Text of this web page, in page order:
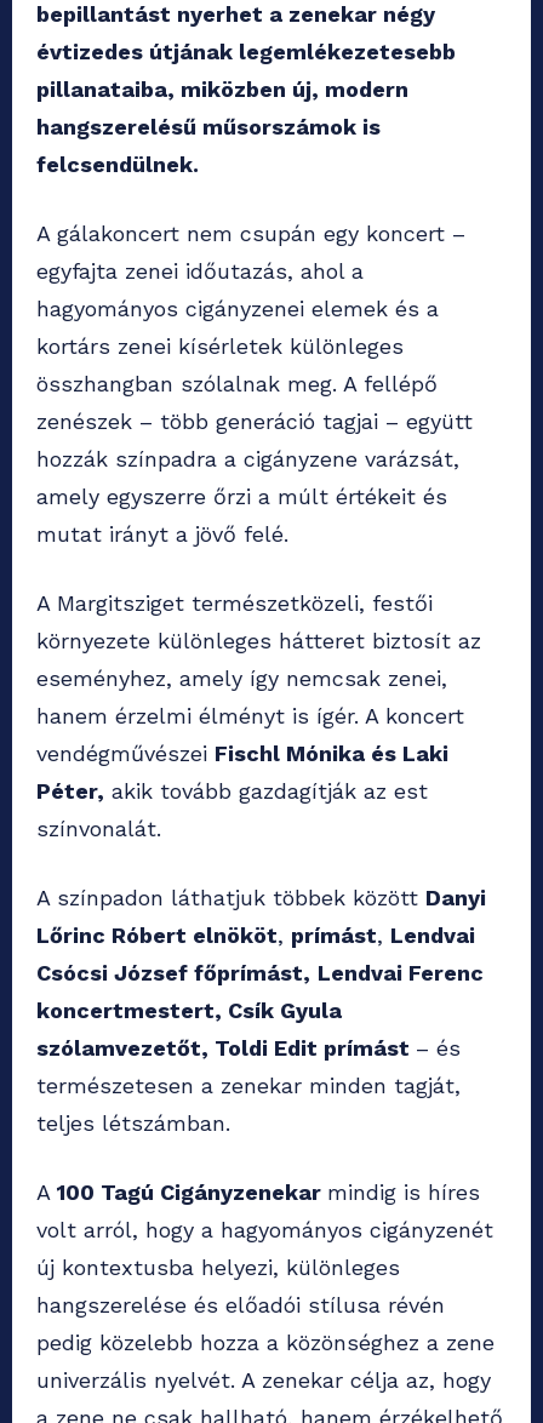
bepillantást nyerhet a zenekar négy
évtizedes útjának legemlékezetesebb
pillanataiba, miközben új, modern
hangszerelésű műsorszámok is
felcsendülnek.
A gálakoncert nem csupán egy koncert –
egyfajta zenei időutazás, ahol a
hagyományos cigányzenei elemek és a
kortárs zenei kísérletek különleges
összhangban szólalnak meg. A fellépő
zenészek – több generáció tagjai – együtt
hozzák színpadra a cigányzene varázsát,
amely egyszerre őrzi a múlt értékeit és
mutat irányt a jövő felé.
A Margitsziget természetközeli, festői
környezete különleges hátteret biztosít az
eseményhez, amely így nemcsak zenei,
hanem érzelmi élményt is ígér. A koncert
vendégművészei Fischl Mónika és Laki
Péter, akik tovább gazdagítják az est
színvonalát.
A színpadon láthatjuk többek között Danyi
Lőrinc Róbert elnököt, prímást, Lendvai
Csócsi József főprímást, Lendvai Ferenc
koncertmestert, Csík Gyula
szólamvezetőt, Toldi Edit prímást – és
természetesen a zenekar minden tagját,
teljes létszámban.
A 100 Tagú Cigányzenekar mindig is híres
volt arról, hogy a hagyományos cigányzenét
új kontextusba helyezi, különleges
hangszerelése és előadói stílusa révén
pedig közelebb hozza a közönséghez a zene
univerzális nyelvét. A zenekar célja az, hogy
a zene ne csak hallható, hanem érzékelhető